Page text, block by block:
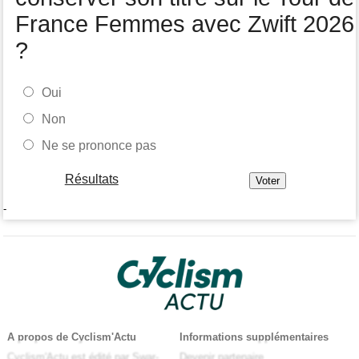
France Femmes avec Zwift 2026
?
Oui
Non
Ne se prononce pas
Résultats
-
A propos de Cyclism'Actu
Informations supplémentaires